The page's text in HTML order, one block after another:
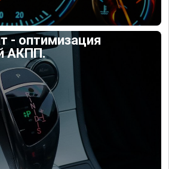
- оптимизация
АКПП.